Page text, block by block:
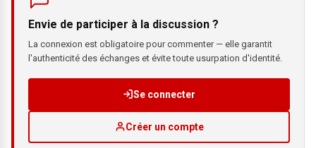
Envie de participer à la discussion ?
La connexion est obligatoire pour commenter — elle garantit
l'authenticité des échanges et évite toute usurpation d'identité.
Se connecter
Créer un compte